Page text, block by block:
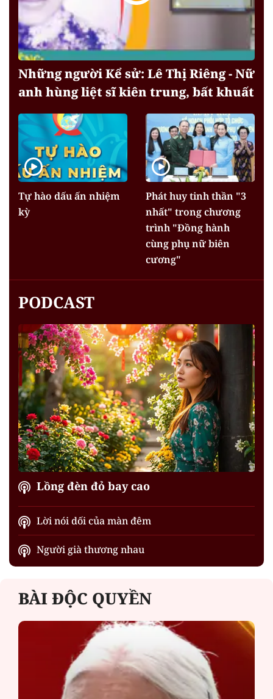
Những người Kể sử: Lê Thị Riêng - Nữ
anh hùng liệt sĩ kiên trung, bất khuất
Tự hào dấu ấn nhiệm
kỳ
Phát huy tinh thần "3
nhất" trong chương
trình "Đồng hành
cùng phụ nữ biên
cương"
PODCAST
Lồng đèn đỏ bay cao
Lời nói dối của màn đêm
Người già thương nhau
BÀI ĐỘC QUYỀN